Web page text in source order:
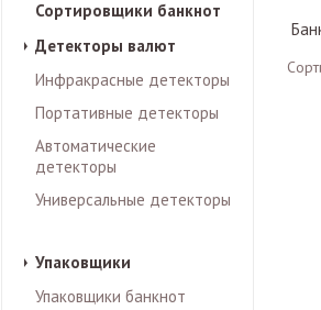
Сортировщики банкнот
Детекторы валют
Инфракрасные детекторы
Портативные детекторы
Автоматические
детекторы
Универсальные детекторы
Упаковщики
Упаковщики банкнот